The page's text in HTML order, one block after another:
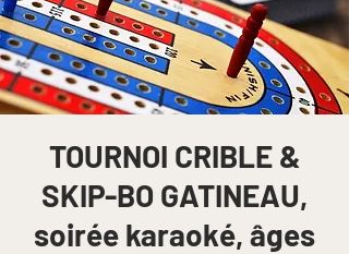
TOURNOI CRIBLE &
SKIP-BO GATINEAU,
soirée karaoké, âges